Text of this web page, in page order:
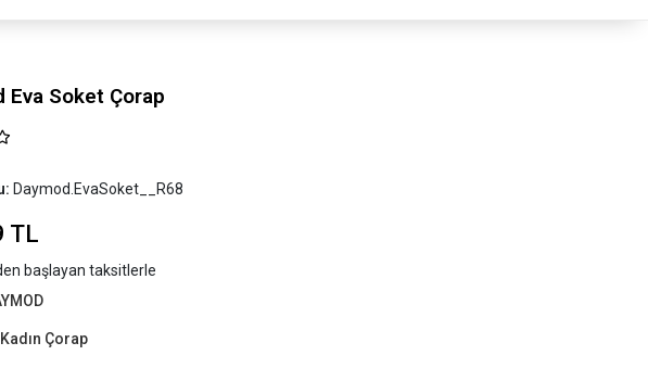
Eva Soket Çorap
Daymod.EvaSoket__R68
TL
başlayan taksitlerle
Kadın Çorap